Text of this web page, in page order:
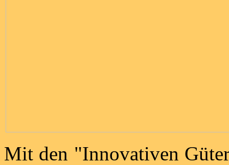
Mit den "Innovativen